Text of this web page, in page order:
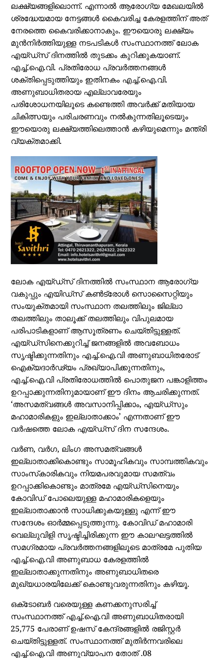
ലക്ഷ്യങ്ങളിലൊന്ന്. എന്നാല്‍ ആരോഗ്യ മേഖലയില്‍
ശ്രദ്ധേയമായ നേട്ടങ്ങള്‍ കൈവരിച്ച കേരളത്തിന് അത്
നേരത്തെ കൈവരിക്കാനാകും. ഈയൊരു ലക്ഷ്യം
മുന്‍നിര്‍ത്തിയുള്ള നടപടികള്‍ സംസ്ഥാനത്ത് ലോക
എയ്ഡ്‌സ് ദിനത്തില്‍ തുടക്കം കുറിക്കുകയാണ്.
എച്ച്.ഐ.വി. പ്രതിരോധ പ്രവര്‍ത്തനങ്ങള്‍
ശക്തിപ്പെടുത്തിയും ഇതിനകം എച്ച്.ഐ.വി.
അണുബാധിതരായ എല്ലാവരേയും
പരിശോധനയിലൂടെ കണ്ടെത്തി അവര്‍ക്ക് മതിയായ
ചികിത്സയും പരിചരണവും നല്‍കുന്നതിലൂടെയും
ഈയൊരു ലക്ഷ്യത്തിലെത്താന്‍ കഴിയുമെന്നും മന്ത്രി
വ്യക്തമാക്കി.
ലോക എയ്ഡ്‌സ് ദിനത്തില്‍ സംസ്ഥാന ആരോഗ്യ
വകുപ്പും എയിഡ്‌സ് കണ്‍ട്രോള്‍ സൊസൈറ്റിയും
സംയുക്തമായി സംസ്ഥാന തലത്തിലും ജില്ലാ
തലത്തിലും താലൂക്ക് തലത്തിലും വിപുലമായ
പരിപാടികളാണ് ആസൂത്രണം ചെയ്തിട്ടുള്ളത്.
എയ്ഡ്‌സിനെക്കുറിച്ച് ജനങ്ങളില്‍ അവബോധം
സൃഷ്ടിക്കുന്നതിനും എച്ച്.ഐ.വി അണുബാധിതരോട്
ഐക്യദാര്‍ഢ്യം പ്രഖ്യാപിക്കുന്നതിനും,
എച്ച്.ഐ.വി പ്രതിരോധത്തില്‍ പൊതുജന പങ്കാളിത്തം
ഉറപ്പാക്കുന്നതിനുമായാണ് ഈ ദിനം ആചരിക്കുന്നത്.
‘അസമത്വങ്ങള്‍ അവസാനിപ്പിക്കാം, എയ്ഡ്‌സും
മഹാമാരികളും ഇല്ലാതാക്കാം’ എന്നതാണ് ഈ
വര്‍ഷത്തെ ലോക എയ്ഡ്‌സ് ദിന സന്ദേശം.
വര്‍ണ, വര്‍ഗ, ലിംഗ അസമത്വങ്ങള്‍
ഇല്ലാതാക്കികൊണ്ടും സാമൂഹികവും സാമ്പത്തികവും
സാംസ്‌കാരികവും നിയമപരവുമായ സമത്വം
ഉറപ്പാക്കികൊണ്ടും മാത്രമേ എയ്ഡ്‌സിനെയും
കോവിഡ് പോലെയുള്ള മഹാമാരികളെയും
ഇല്ലാതാക്കാന്‍ സാധിക്കുകയുള്ളു എന്ന് ഈ
സന്ദേശം ഓര്‍മ്മപ്പെടുത്തുന്നു. കോവിഡ് മഹാമാരി
വെല്ലുവിളി സൃഷ്ടിച്ചിരിക്കുന്ന ഈ കാലഘട്ടത്തില്‍
സമഗ്രമായ പ്രവര്‍ത്തനങ്ങളിലൂടെ മാത്രമേ പുതിയ
എച്ച്.ഐ.വി അണുബാധ കേരളത്തില്‍
ഇല്ലാതാക്കുന്നതിനും അണുബാധിതരെ
മുഖ്യധാരയിലേക്ക് കൊണ്ടുവരുന്നതിനും കഴിയൂ.
ഒക്‌ടോബര്‍ വരെയുള്ള കണക്കനുസരിച്ച്
സംസ്ഥാനത്ത് എച്ച്.ഐ.വി അണുബാധിതരായി
25,775 പേരാണ് ഉഷസ് കേന്ദ്രങ്ങളില്‍ രജിസ്റ്റര്‍
ചെയ്തിട്ടുള്ളത്. സംസ്ഥാനത്ത് മുതിര്‍ന്നവരിലെ
എച്ച്.ഐ.വി അണുവ്യാപന തോത് .08